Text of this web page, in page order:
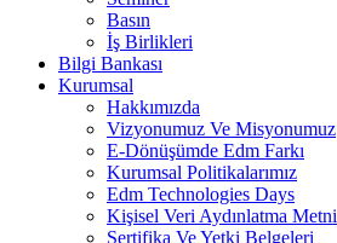
Basın
İş Birlikleri
Bilgi Bankası
Kurumsal
Hakkımızda
Vizyonumuz Ve Misyonumuz
E-Dönüşümde Edm Farkı
Kurumsal Politikalarımız
Edm Technologies Days
Kişisel Veri Aydınlatma Metni
Sertifika Ve Yetki Belgeleri